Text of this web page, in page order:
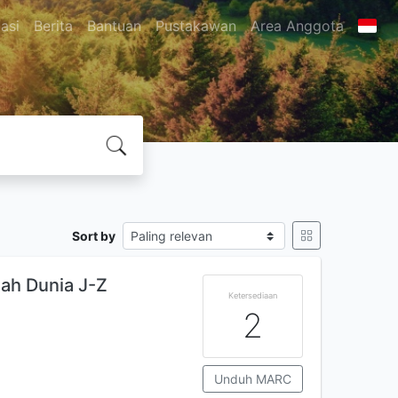
Berita Bantuan Pustakawan Area Anggota
Sort by
Dunia J-Z Ketersediaan
2
Unduh MARC